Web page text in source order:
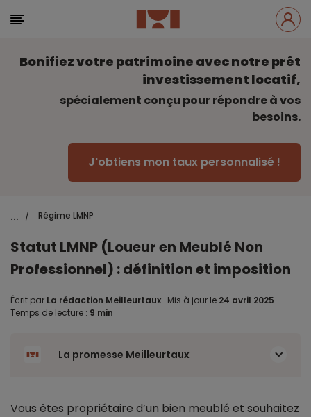
Bonifiez votre patrimoine avec notre prêt
investissement locatif,
spécialement conçu pour répondre à vos
besoins.
J'obtiens mon taux personnalisé !
... / Régime LMNP
Statut LMNP (Loueur en Meublé Non
Professionnel) : définition et imposition
Écrit par La rédaction Meilleurtaux . Mis à jour le 24 avril 2025 .
Temps de lecture : 9 min
La promesse Meilleurtaux
Vous êtes propriétaire d’un bien meublé et souhaitez